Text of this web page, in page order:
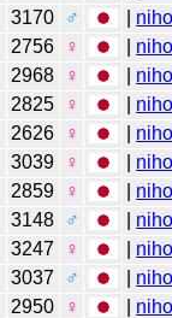
3170 ♂
2756 ♀
2968 ♀
2825 ♀
2626 ♀
3039 ♀
2859 ♀
3148 ♂
3247 ♀
3037 ♂
2950 ♀